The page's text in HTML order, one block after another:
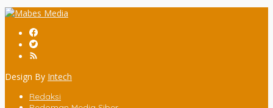
Design By Intech
Redaksi